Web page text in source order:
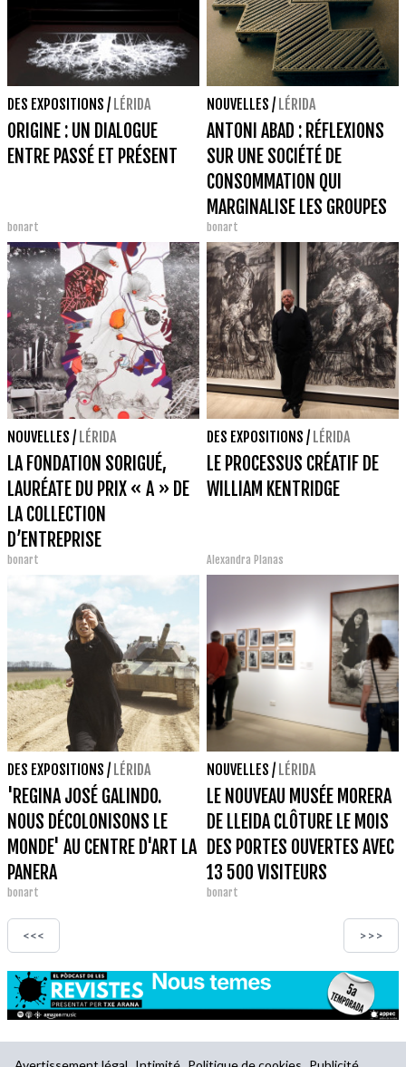
DES EXPOSITIONS / LÉRIDA
ORIGINE : UN DIALOGUE
ENTRE PASSÉ ET PRÉSENT
bonart
NOUVELLES / LÉRIDA
ANTONI ABAD : RÉFLEXIONS
SUR UNE SOCIÉTÉ DE
CONSOMMATION QUI
MARGINALISE LES GROUPES
HUMAINS
bonart
NOUVELLES / LÉRIDA
LA FONDATION SORIGUÉ,
LAURÉATE DU PRIX « A » DE
LA COLLECTION
D’ENTREPRISE
bonart
DES EXPOSITIONS / LÉRIDA
LE PROCESSUS CRÉATIF DE
WILLIAM KENTRIDGE
Alexandra Planas
DES EXPOSITIONS / LÉRIDA
'REGINA JOSÉ GALINDO.
NOUS DÉCOLONISONS LE
MONDE' AU CENTRE D'ART LA
PANERA
bonart
NOUVELLES / LÉRIDA
LE NOUVEAU MUSÉE MORERA
DE LLEIDA CLÔTURE LE MOIS
DES PORTES OUVERTES AVEC
13 500 VISITEURS
bonart
<<< >>>